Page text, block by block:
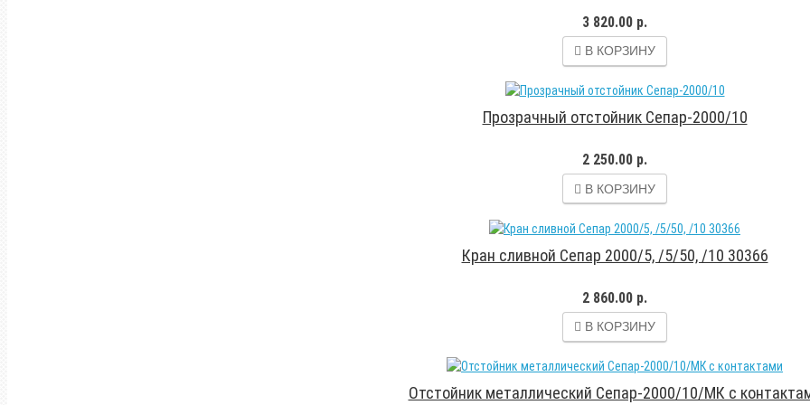
3 820.00 р.
В КОРЗИНУ
Прозрачный отстойник Сепар-2000/10
2 250.00 р.
В КОРЗИНУ
Кран сливной Сепар 2000/5, /5/50, /10 30366
2 860.00 р.
В КОРЗИНУ
Отстойник металлический Сепар-2000/10/МК с